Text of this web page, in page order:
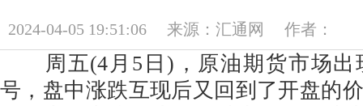
2024-04-05 19:51:06 来源：汇通网 作者：
周五(4月5日)，原油期货市场出
号，盘中涨跌互现后又回到了开盘的